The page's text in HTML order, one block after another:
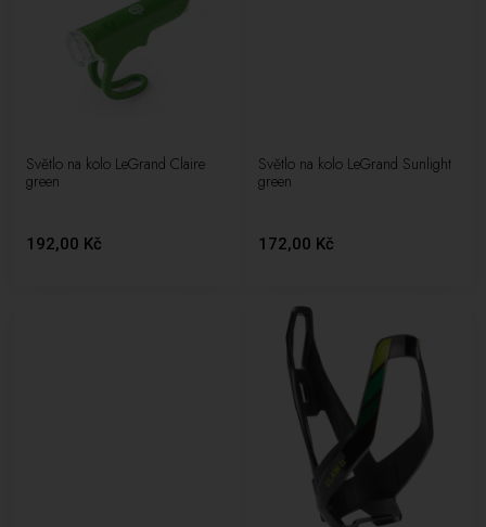
Světlo na kolo LeGrand Claire
green
192,00 Kč
Světlo na kolo LeGrand Sunlight
green
172,00 Kč